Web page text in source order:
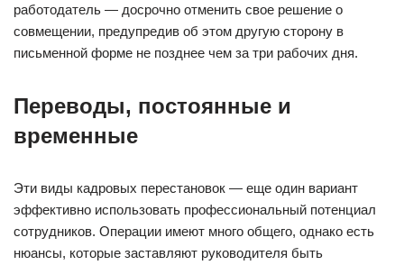
работодатель — досрочно отменить свое решение о
совмещении, предупредив об этом другую сторону в
письменной форме не позднее чем за три рабочих дня.
Переводы, постоянные и
временные
Эти виды кадровых перестановок — еще один вариант
эффективно использовать профессиональный потенциал
сотрудников. Операции имеют много общего, однако есть
нюансы, которые заставляют руководителя быть